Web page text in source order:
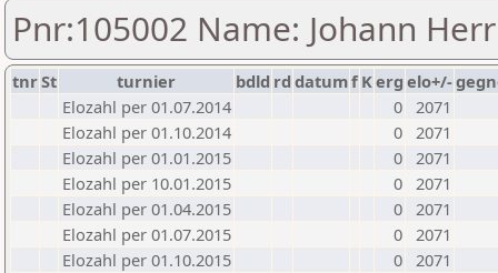
Pnr:105002 Name: Johann
tnrSt turnier bdld rd datumf Kerg elo+/-
Elozahl per 01.07.2014
0 2071
Elozahl per 01.10.2014
0 2071
Elozahl per 01.01.2015
0 2071
Elozahl per 10.01.2015
0 2071
Elozahl per 01.04.2015
0 2071
Elozahl per 01.07.2015
0 2071
Elozahl per 01.10.2015
0 2071